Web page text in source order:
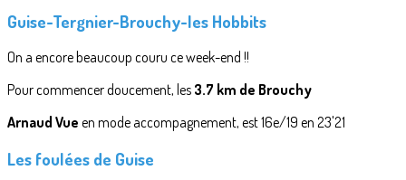
Guise-Tergnier-Brouchy-les Hobbits
On a encore beaucoup couru ce week-end !!
Pour commencer doucement, les 3.7 km de Brouchy
Arnaud Vue en mode accompagnement, est 16e/19 en 23'21
Les foulées de Guise